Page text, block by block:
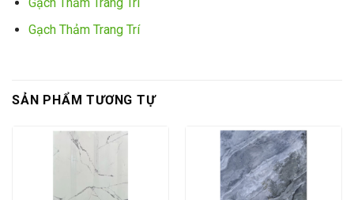
Gạch Thảm Trang Trí
SẢN PHẨM TƯƠNG TỰ